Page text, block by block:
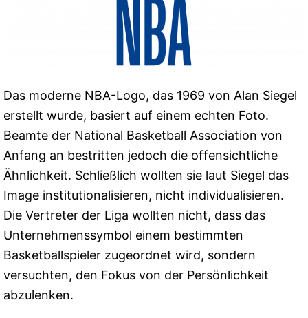
Das moderne NBA-Logo, das 1969 von Alan Siegel
erstellt wurde, basiert auf einem echten Foto.
Beamte der National Basketball Association von
Anfang an bestritten jedoch die offensichtliche
Ähnlichkeit. Schließlich wollten sie laut Siegel das
Image institutionalisieren, nicht individualisieren.
Die Vertreter der Liga wollten nicht, dass das
Unternehmenssymbol einem bestimmten
Basketballspieler zugeordnet wird, sondern
versuchten, den Fokus von der Persönlichkeit
abzulenken.